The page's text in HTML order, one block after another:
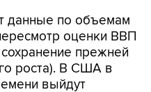
данные по объемам
оценки ВВП
прежней
роста). В США в
выйдут